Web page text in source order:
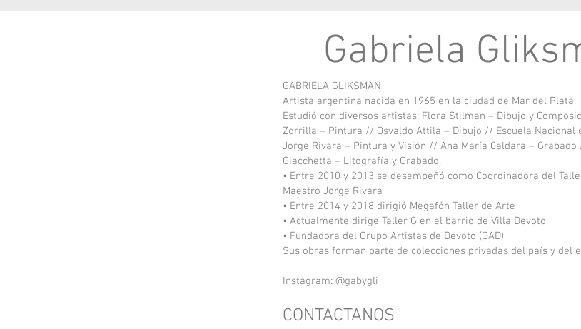
Gabriela
GABRIELA GLIKSMAN
Artista argentina nacida en 1965 en la ciudad de Mar del Plata.
Estudió con diversos artistas: Flora Stilman – Dibujo y
Zorrilla – Pintura // Osvaldo Attila – Dibujo // Escuela Nacional
Jorge Rivara – Pintura y Visión // Ana María Caldara –
Giacchetta – Litografía y Grabado.
• Entre 2010 y 2013 se desempeñó como Coordinadora del
Maestro Jorge Rivara
• Entre 2014 y 2018 dirigió Megafón Taller de Arte
• Actualmente dirige Taller G en el barrio de Villa Devoto
• Fundadora del Grupo Artistas de Devoto (GAD)
Sus obras forman parte de colecciones privadas del país y del
Instagram: @gabygli
CONTACTANOS